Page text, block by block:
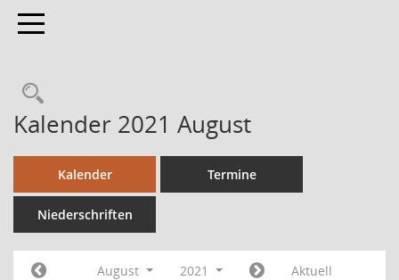
Toggle navigation
Kalender 2021 August
Kalender Termine
Niederschriften
August 2021 Aktuell